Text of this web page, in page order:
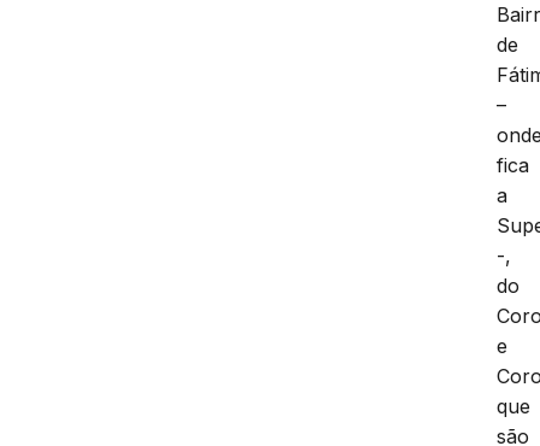
de
–
fica
a
-,
do
e
que
são